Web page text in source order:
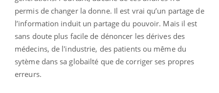
permis de changer la donne. Il est vrai qu’un partage de
l’information induit un partage du pouvoir. Mais il est
sans doute plus facile de dénoncer les dérives des
médecins, de l'industrie, des patients ou même du
sytème dans sa globailté que de corriger ses propres
erreurs.